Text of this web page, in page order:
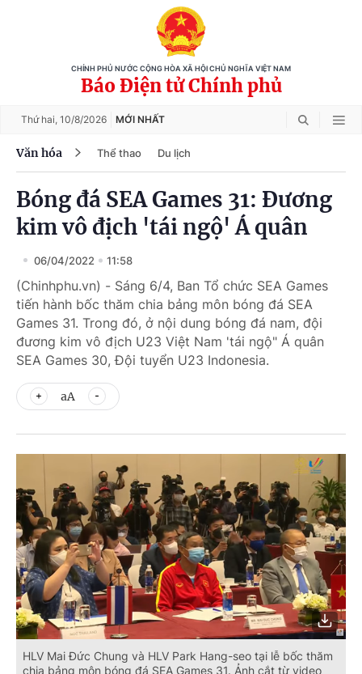
CHÍNH PHỦ NƯỚC CỘNG HÒA XÃ HỘI CHỦ NGHĨA VIỆT NAM
Báo Điện tử Chính phủ
Thứ hai, 10/8/2026 MỚI NHẤT
Văn hóa Thể thao Du lịch
Bóng đá SEA Games 31: Đương
kim vô địch 'tái ngộ' Á quân
06/04/2022 11:58
(Chinhphu.vn) - Sáng 6/4, Ban Tổ chức SEA Games
tiến hành bốc thăm chia bảng môn bóng đá SEA
Games 31. Trong đó, ở nội dung bóng đá nam, đội
đương kim vô địch U23 Việt Nam 'tái ngộ" Á quân
SEA Games 30, Đội tuyển U23 Indonesia.
aA
HLV Mai Đức Chung và HLV Park Hang-seo tại lễ bốc thăm
chia bảng môn bóng đá SEA Games 31. Ảnh cắt từ video